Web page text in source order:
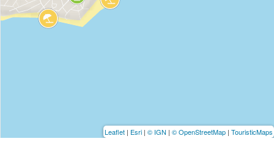
Leaflet | Esri | © IGN | © OpenStreetMap | TouristicMaps